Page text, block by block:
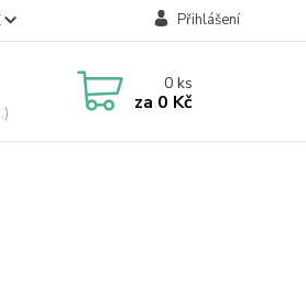
Přihlášení
0ks
za 0 Kč